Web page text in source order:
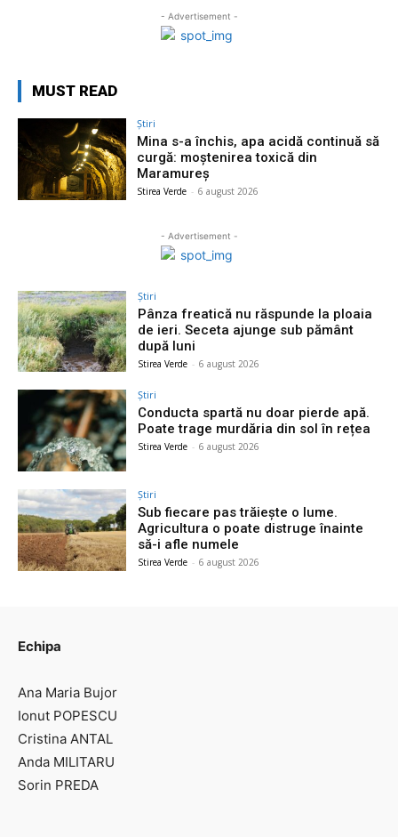
- Advertisement -
MUST READ
Știri
Mina s-a închis, apa acidă continuă să
curgă: moștenirea toxică din
Maramureș
Stirea Verde - 6 august 2026
- Advertisement -
Știri
Pânza freatică nu răspunde la ploaia
de ieri. Seceta ajunge sub pământ
după luni
Stirea Verde - 6 august 2026
Știri
Conducta spartă nu doar pierde apă.
Poate trage murdăria din sol în rețea
Stirea Verde - 6 august 2026
Știri
Sub fiecare pas trăiește o lume.
Agricultura o poate distruge înainte
să-i afle numele
Stirea Verde - 6 august 2026
Echipa
Ana Maria Bujor
Ionut POPESCU
Cristina ANTAL
Anda MILITARU
Sorin PREDA